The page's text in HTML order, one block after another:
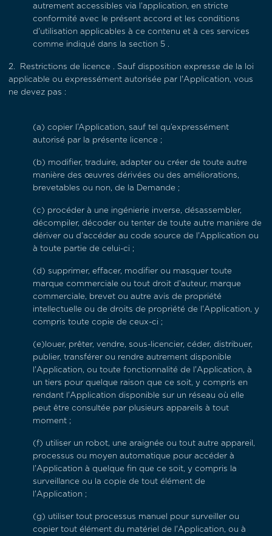
autrement accessibles via l'application, en stricte
conformité avec le présent accord et les conditions
d'utilisation applicables à ce contenu et à ces services
comme indiqué dans la section 5 .
2. Restrictions de licence . Sauf disposition expresse de la loi
applicable ou expressément autorisée par l'Application, vous
ne devez pas :
(a) copier l’Application, sauf tel qu’expressément
autorisé par la présente licence ;
(b) modifier, traduire, adapter ou créer de toute autre
manière des œuvres dérivées ou des améliorations,
brevetables ou non, de la Demande ;
(c) procéder à une ingénierie inverse, désassembler,
décompiler, décoder ou tenter de toute autre manière de
dériver ou d'accéder au code source de l'Application ou
à toute partie de celui-ci ;
(d) supprimer, effacer, modifier ou masquer toute
marque commerciale ou tout droit d'auteur, marque
commerciale, brevet ou autre avis de propriété
intellectuelle ou de droits de propriété de l'Application, y
compris toute copie de ceux-ci ;
(e)louer, prêter, vendre, sous-licencier, céder, distribuer,
publier, transférer ou rendre autrement disponible
l'Application, ou toute fonctionnalité de l'Application, à
un tiers pour quelque raison que ce soit, y compris en
rendant l'Application disponible sur un réseau où elle
peut être consultée par plusieurs appareils à tout
moment ;
(f) utiliser un robot, une araignée ou tout autre appareil,
processus ou moyen automatique pour accéder à
l'Application à quelque fin que ce soit, y compris la
surveillance ou la copie de tout élément de
l'Application ;
(g) utiliser tout processus manuel pour surveiller ou
copier tout élément du matériel de l'Application, ou à